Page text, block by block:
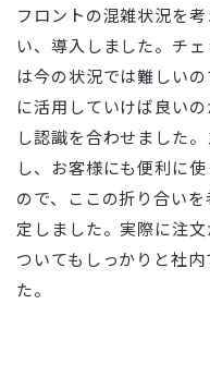
フロントの混雑状況を
い、導入しました。チ
は今の状況では難しい
に活用していけば良い
し認識を合わせました
し、お客様にも便利に
ので、ここの折り合い
定しました。実際に注
ついてもしっかりと社
た。